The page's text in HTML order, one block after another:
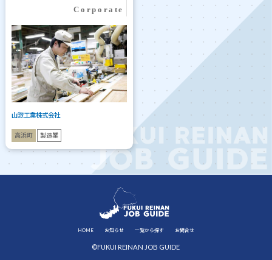
山惣工業株式会社
高浜町 製造業
HOME お知らせ 一覧から探す お問合せ
©FUKUI REINAN JOB GUIDE